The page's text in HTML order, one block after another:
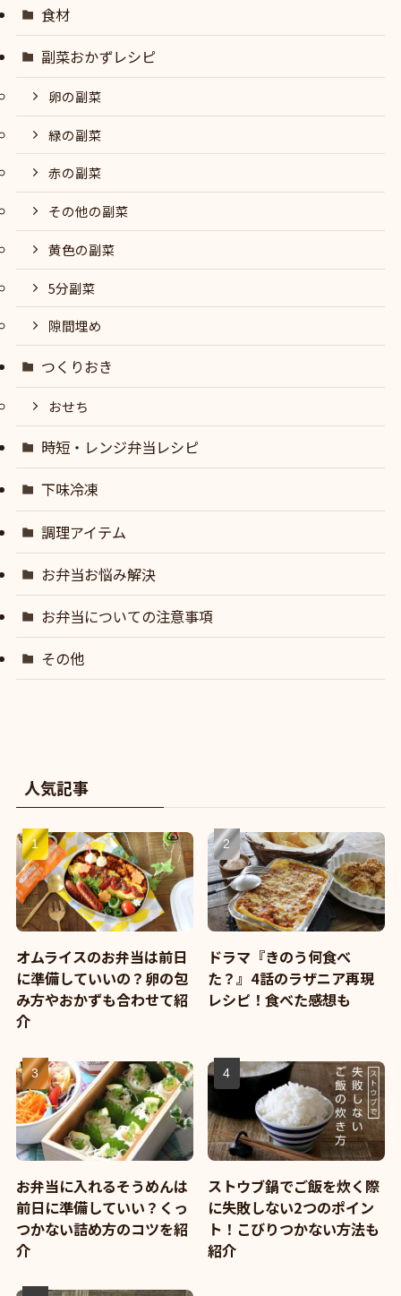
食材
副菜おかずレシピ
卵の副菜
緑の副菜
赤の副菜
その他の副菜
黄色の副菜
5分副菜
隙間埋め
つくりおき
おせち
時短・レンジ弁当レシピ
下味冷凍
調理アイテム
お弁当お悩み解決
お弁当についての注意事項
その他
人気記事
オムライスのお弁当は前日
に準備していいの？卵の包
み方やおかずも合わせて紹
介
ドラマ『きのう何食べ
た？』4話のラザニア再現
レシピ！食べた感想も
お弁当に入れるそうめんは
前日に準備していい？くっ
つかない詰め方のコツを紹
介
ストウブ鍋でご飯を炊く際
に失敗しない2つのポイン
ト！こびりつかない方法も
紹介